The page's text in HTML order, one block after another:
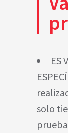
ES
solo